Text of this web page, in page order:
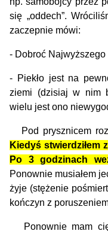
się „oddech”.
zaczepnie mówi:
- Dobroć Najwyższego
- Piekło jest na
ziemi (dzisiaj w nim
wielu jest ono
Pod prysznicem
Kiedyś stwierdziłem
Po 3 godzinach
Ponownie musiałem
żyje (stężenie
kończyn z
Ponownie mam